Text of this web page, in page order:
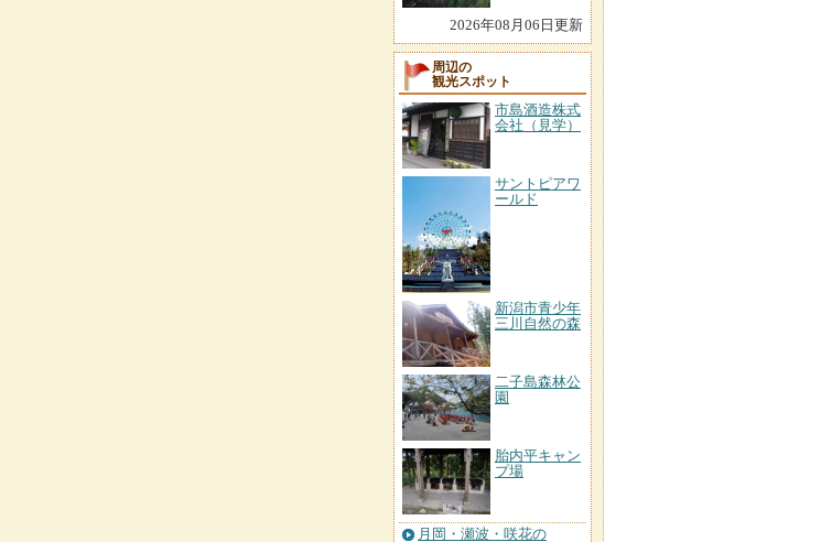
2026年08月06日更新
周辺の
観光スポット
市島酒造株式
会社（見学）
サントピアワ
ールド
新潟市青少年
三川自然の森
二子島森林公
園
胎内平キャン
プ場
月岡・瀬波・咲花の